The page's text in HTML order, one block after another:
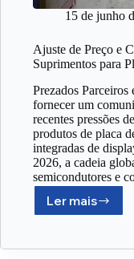
15 de junho
Ajuste de Preço e
Suprimentos para
Prezados
fornecer um
recentes pressões
produtos de placa
integradas de
2026, a cadeia
semicondutores e
Ler mais